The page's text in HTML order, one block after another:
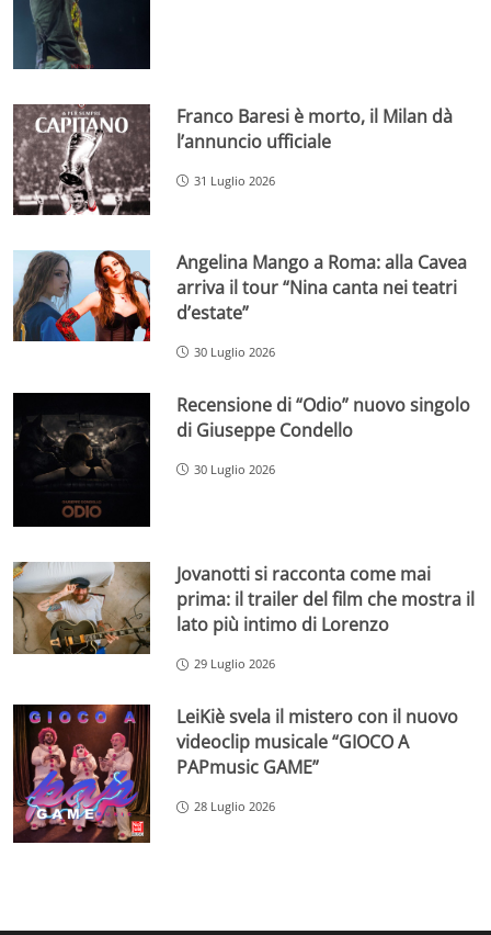
Franco Baresi è morto, il Milan dà
l’annuncio ufficiale
31 Luglio 2026
Angelina Mango a Roma: alla Cavea
arriva il tour “Nina canta nei teatri
d’estate”
30 Luglio 2026
Recensione di “Odio” nuovo singolo
di Giuseppe Condello
30 Luglio 2026
Jovanotti si racconta come mai
prima: il trailer del film che mostra il
lato più intimo di Lorenzo
29 Luglio 2026
LeiKiè svela il mistero con il nuovo
videoclip musicale “GIOCO A
PAPmusic GAME”
28 Luglio 2026